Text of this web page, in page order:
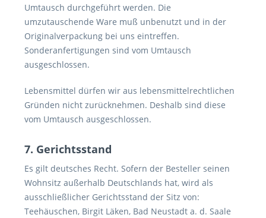
Umtausch durchgeführt werden. Die
umzutauschende Ware muß unbenutzt und in der
Originalverpackung bei uns eintreffen.
Sonderanfertigungen sind vom Umtausch
ausgeschlossen.
Lebensmittel dürfen wir aus lebensmittelrechtlichen
Gründen nicht zurücknehmen. Deshalb sind diese
vom Umtausch ausgeschlossen.
7. Gerichtsstand
Es gilt deutsches Recht. Sofern der Besteller seinen
Wohnsitz außerhalb Deutschlands hat, wird als
ausschließlicher Gerichtsstand der Sitz von:
Teehäuschen, Birgit Läken, Bad Neustadt a. d. Saale